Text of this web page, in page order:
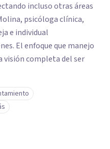
incluso otras áreas
psicóloga clínica,
e individual
El enfoque que manejo
visión completa del ser